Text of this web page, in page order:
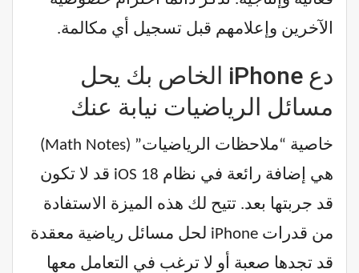
الآخرين وإعلامهم قبل تسجيل أي مكالمة.
دع iPhone الخاص بك يحل
مسائل الرياضيات نيابة عنك
خاصية “ملاحظات الرياضيات” (Math Notes)
هي إضافة رائعة في نظام iOS 18 قد لا تكون
قد جربتها بعد. تتيح لك هذه الميزة الاستفادة
من قدرات iPhone لحل مسائل رياضية معقدة
قد تجدها صعبة أو لا ترغب في التعامل معها